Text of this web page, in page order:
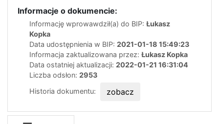
Informacje o dokumencie:
Informację wprowawdził(a) do BIP: Łukasz
Kopka
Data udostępnienia w BIP: 2021-01-18 15:49:23
Informacja zaktualizowana przez: Łukasz Kopka
Data ostatniej aktualizacji: 2022-01-21 16:31:04
Liczba odsłon: 2953
Historia dokumentu:
zobacz